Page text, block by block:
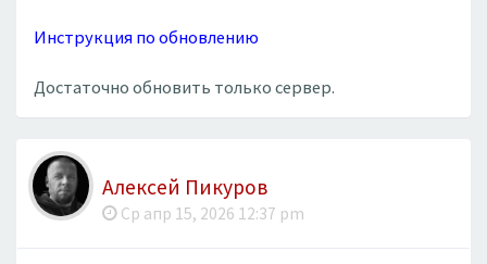
Инструкция по обновлению
Достаточно обновить только сервер.
Алексей Пикуров
Ср апр 15, 2026 12:37 pm